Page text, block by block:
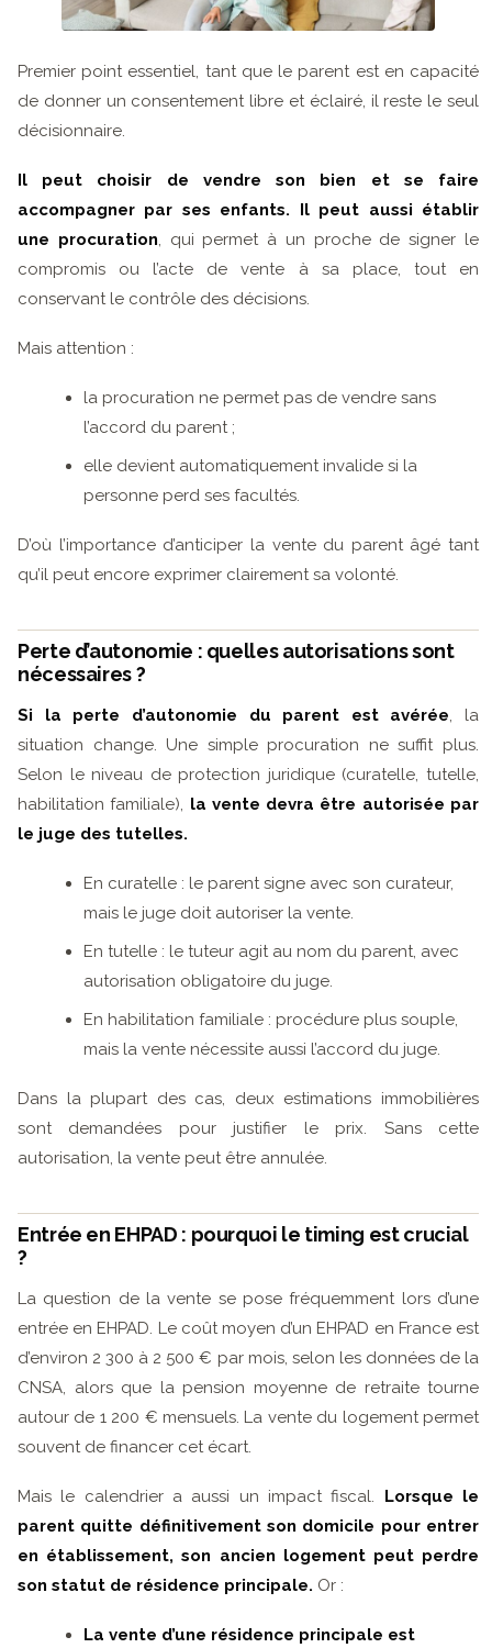
Premier point essentiel, tant que le parent est en capacité
de donner un consentement libre et éclairé, il reste le seul
décisionnaire.
Il peut choisir de vendre son bien et se faire
accompagner par ses enfants.
Il peut aussi établir
une procuration, qui permet à un proche de signer le
compromis ou l’acte de vente à sa place, tout en
conservant le contrôle des décisions.
Mais attention :
la procuration ne permet pas de vendre sans
l’accord du parent ;
elle devient automatiquement invalide si la
personne perd ses facultés.
D’où l’importance d’anticiper la vente du parent âgé tant
qu’il peut encore exprimer clairement sa volonté.
Perte d’autonomie : quelles autorisations sont
nécessaires ?
Si la perte d’autonomie du parent est avérée, la
situation change. Une simple procuration ne suffit plus.
Selon le niveau de protection juridique (curatelle, tutelle,
habilitation familiale), la vente devra être autorisée par
le juge des tutelles.
En curatelle : le parent signe avec son curateur,
mais le juge doit autoriser la vente.
En tutelle : le tuteur agit au nom du parent, avec
autorisation obligatoire du juge.
En habilitation familiale : procédure plus souple,
mais la vente nécessite aussi l’accord du juge.
Dans la plupart des cas, deux estimations immobilières
sont demandées pour justifier le prix. Sans cette
autorisation, la vente peut être annulée.
Entrée en EHPAD : pourquoi le timing est crucial
?
La question de la vente se pose fréquemment lors d’une
entrée en EHPAD. Le coût moyen d’un EHPAD en France est
d’environ 2 300 à 2 500 € par mois, selon les données de la
CNSA, alors que la pension moyenne de retraite tourne
autour de 1 200 € mensuels. La vente du logement permet
souvent de financer cet écart.
Mais le calendrier a aussi un impact fiscal. Lorsque le
parent quitte définitivement son domicile pour entrer
en établissement, son ancien logement peut perdre
son statut de résidence principale. Or :
La vente d’une résidence principale est